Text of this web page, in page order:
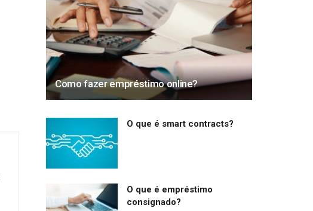
Como fazer empréstimo online?
O que é smart contracts?
O que é empréstimo
consignado?